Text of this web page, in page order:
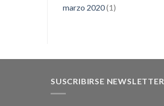
marzo 2020(1)
SUSCRIBIRSE NEWSLETTER